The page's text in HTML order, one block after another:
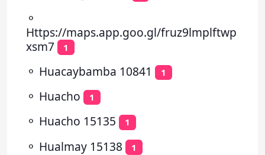
⚬
Https://maps.app.goo.gl/fruz9lmplftwp
xsm7
1
⚬ Huacaybamba 10841 1
⚬ Huacho 1
⚬ Huacho 15135 1
⚬ Hualmay 15138 1